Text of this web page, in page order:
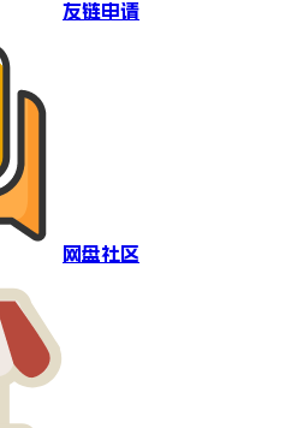
友链申请
网盘社区